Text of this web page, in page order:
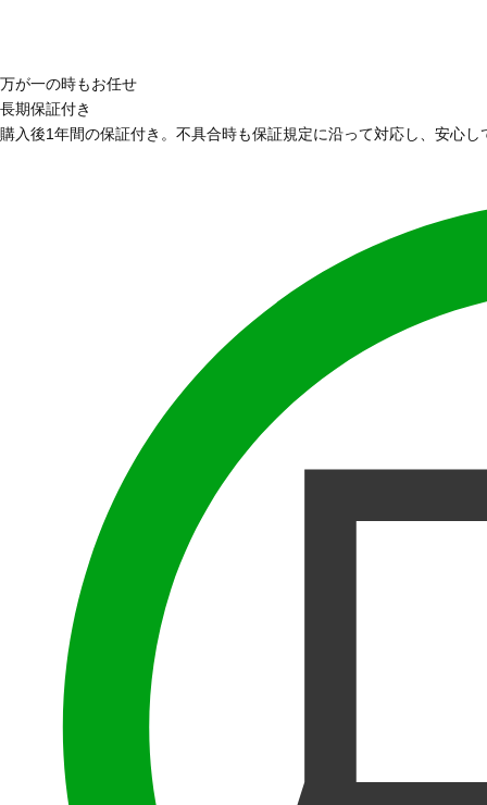
万が一の時もお任せ
長期保証付き
購入後1年間の保証付き。不具合時も保証規定に沿って対応し、安心